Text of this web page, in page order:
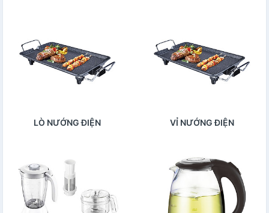
LÒ NƯỚNG ĐIỆN VỈ NƯỚNG ĐIỆN